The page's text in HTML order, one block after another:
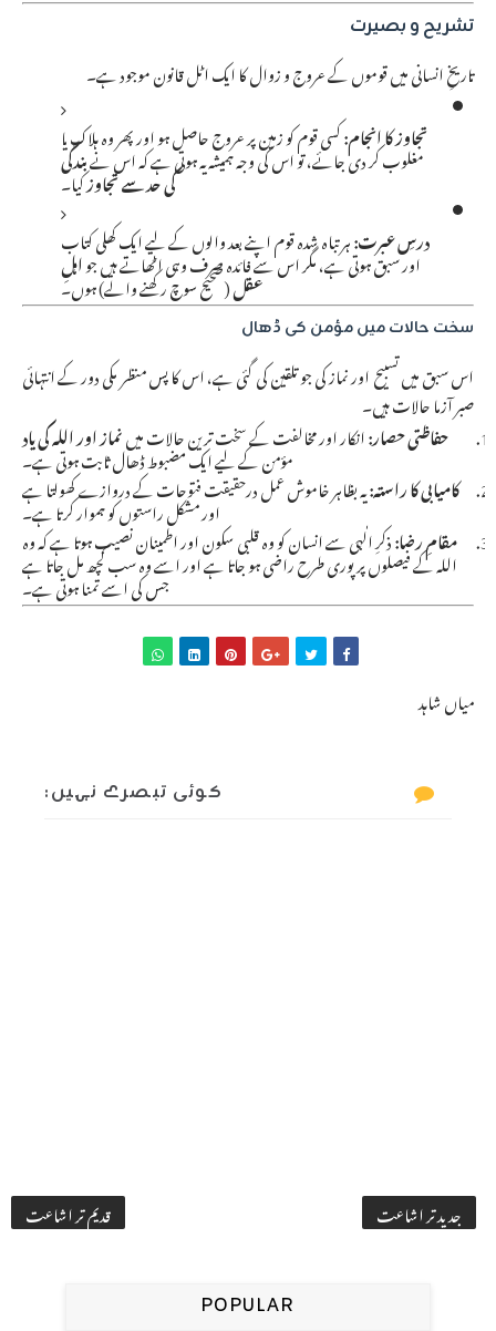
تشریح و بصیرت
تاریخِ انسانی میں قوموں کے عروج و زوال کا ایک اٹل قانون موجود ہے۔
تجاوز کا انجام:کسی قوم کو زمین پر عروج حاصل ہو اور پھر وہ ہلاک یا
مغلوب کر دی جائے، تو اس کی وجہ ہمیشہ یہ ہوتی ہے کہ اس نےبندگی
کی حد سے تجاوزکیا۔
درسِ عبرت:ہر تباہ شدہ قوم اپنے بعد والوں کے لیے ایک کھلی کتاب
اور سبق ہوتی ہے، مگر اس سے فائدہ صرف وہی اٹھاتے ہیں جواہلِ
عقل(صحیح سوچ رکھنے والے) ہوں۔
سخت حالات میں مؤمن کی ڈھال
اس سبق میں تسبیح اور نماز کی جو تلقین کی گئی ہے، اس کا پس منظر مکی دور کے انتہائی
صبر آزما حالات ہیں۔
حفاظتی حصار:انکار اور مخالفت کے سخت ترین حالات میںنماز اور اللہ کی یاد
مؤمن کے لیے ایک مضبوط ڈھال ثابت ہوتی ہے۔
کامیابی کا راستہ:یہ بظاہر خاموش عمل درحقیقت فتوحات کے دروازے کھولتا ہے
اور مشکل راستوں کو ہموار کرتا ہے۔
مقامِ رضا:ذکرِ الٰہی سے انسان کو وہ قلبی سکون اور اطمینان نصیب ہوتا ہے کہ وہ
اللہ کے فیصلوں پر پوری طرح راضی ہو جاتا ہے اور اسے وہ سب کچھ مل جاتا ہے
جس کی اسے تمنا ہوتی ہے۔
میاں شاہد
کوئی تبصرے نہیں:
جدید تر اشاعت قدیم تر اشاعت
POPULAR